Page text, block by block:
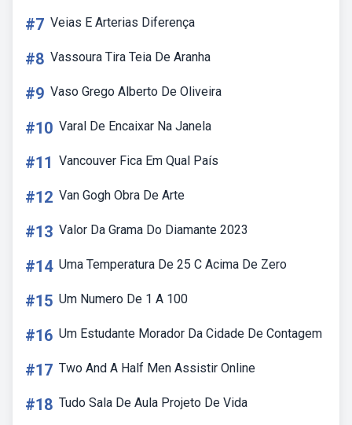
#7 Veias E Arterias Diferença
#8 Vassoura Tira Teia De Aranha
#9 Vaso Grego Alberto De Oliveira
#10 Varal De Encaixar Na Janela
#11 Vancouver Fica Em Qual País
#12 Van Gogh Obra De Arte
#13 Valor Da Grama Do Diamante 2023
#14 Uma Temperatura De 25 C Acima De Zero
#15 Um Numero De 1 A 100
#16 Um Estudante Morador Da Cidade De Contagem
#17 Two And A Half Men Assistir Online
#18 Tudo Sala De Aula Projeto De Vida